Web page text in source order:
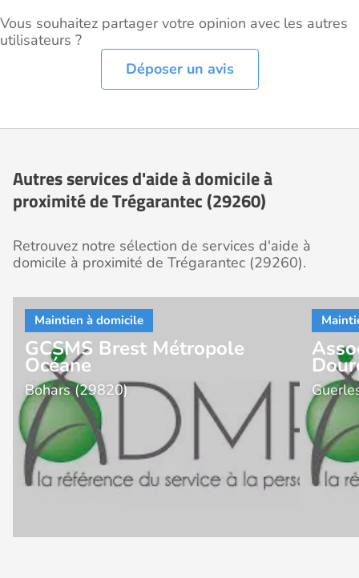
Vous souhaitez partager votre opinion avec les autres
utilisateurs ?
Déposer un avis
Autres services d'aide à domicile à
proximité de Trégarantec (29260)
Retrouvez notre sélection de services d'aide à
domicile à proximité de Trégarantec (29260).
GCSMS Brest Métropole
Océane
Bohars (29820)